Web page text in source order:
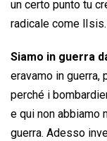
un certo punto tu
radicale come lIsis.
Siamo in guerra
eravamo in guerra,
perché i
e qui non abbiamo
guerra. Adesso